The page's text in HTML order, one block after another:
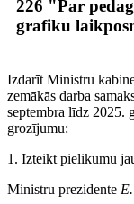
226 "Par
grafiku
Izdarīt Ministru
zemākās darba
septembra līdz 2025.
grozījumu:
1. Izteikt pielikumu
Ministru prezidente